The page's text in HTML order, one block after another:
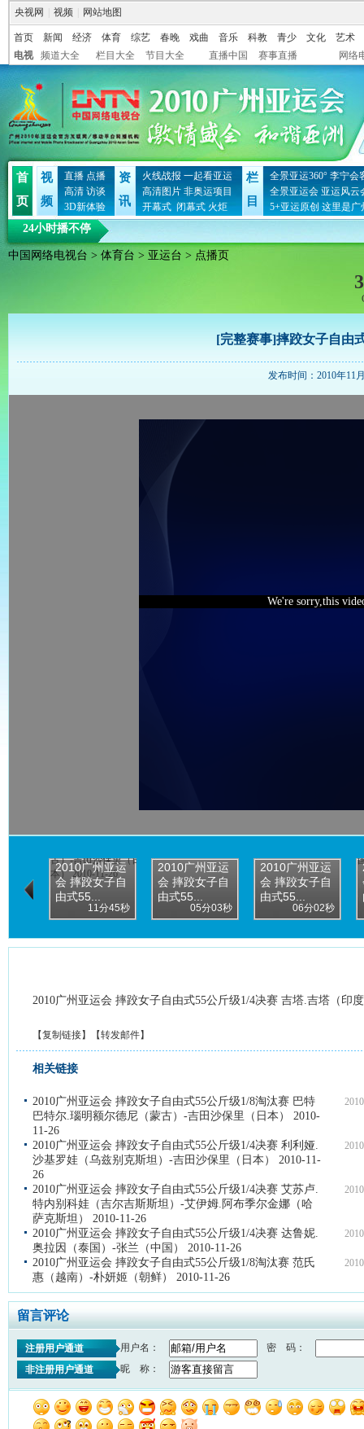
央视网 视频 网站地图
首页 新闻 经济 体育 综艺 春晚 戏曲 音乐 科教 青少 文化
艺术
电视
频道大全 栏目大全 节目大全 直播中国 赛事直播 网络
首
页
视
频
直播 点播
高清 访谈
3D新体验
资
讯
火线战报 一起看亚运
高清图片 非奥运项目
开幕式 闭幕式 火炬
栏
目
全景亚运360° 李宁会
全景亚运会 亚运风云
5+亚运原创 这里是广
24小时播不停
中国网络电视台 > 体育台 > 亚运台 > 点播页
[完整赛事]摔跤女子自由
发布时间：2010年11
We're sorry,this
2010广州亚运
会 摔跤女子自
由式55...
11分45秒
2010广州亚运
会 摔跤女子自
由式55...
05分03秒
2010广州亚运
会 摔跤女子自
由式55...
06分02秒
2010广州亚运会 摔跤女子自由式55公斤级1/4决赛 吉塔.吉塔（印
【复制链接】【转发邮件】
相关链接
2010广州亚运会 摔跤女子自由式55公斤级1/8淘汰赛 巴特
巴特尔.瑙明额尔德尼（蒙古）-吉田沙保里（日本） 2010-
11-26
2010广州亚运会 摔跤女子自由式55公斤级1/4决赛 利利娅.
沙基罗娃（乌兹别克斯坦）-吉田沙保里（日本） 2010-11-
26
2010广州亚运会 摔跤女子自由式55公斤级1/4决赛 艾苏卢.
特内别科娃（吉尔吉斯斯坦）-艾伊姆.阿布季尔金娜（哈
萨克斯坦） 2010-11-26
2010广州亚运会 摔跤女子自由式55公斤级1/4决赛 达鲁妮.
奥拉因（泰国）-张兰（中国） 2010-11-26
2010广州亚运会 摔跤女子自由式55公斤级1/8淘汰赛 范氏
惠（越南）-朴妍姬（朝鲜） 2010-11-26
留言评论
注册用户通道 用户名：
密 码：
非注册用户通道
昵 称：